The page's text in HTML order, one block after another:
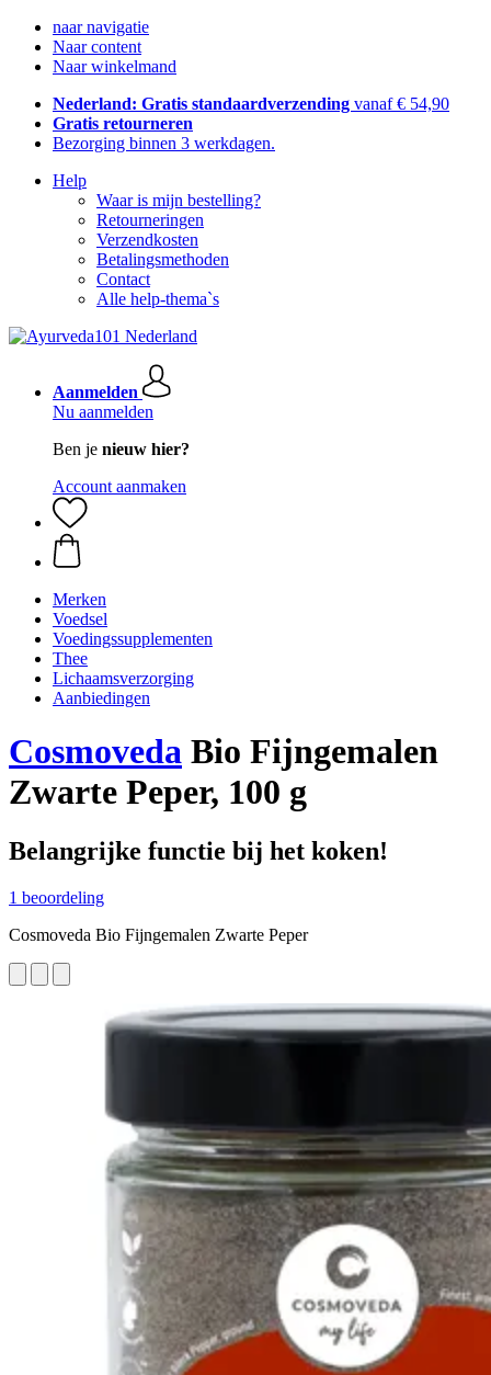
naar navigatie
Naar content
Naar winkelmand
Nederland: Gratis standaardverzending vanaf € 54,90
Gratis retourneren
Bezorging binnen 3 werkdagen.
Help
Waar is mijn bestelling?
Retourneringen
Verzendkosten
Betalingsmethoden
Contact
Alle help-thema`s
Aanmelden
Nu aanmelden
Ben je nieuw hier?
Account aanmaken
Merken
Voedsel
Voedingssupplementen
Thee
Lichaamsverzorging
Aanbiedingen
Cosmoveda Bio Fijngemalen
Zwarte Peper, 100 g
Belangrijke functie bij het koken!
1 beoordeling
Cosmoveda Bio Fijngemalen Zwarte Peper